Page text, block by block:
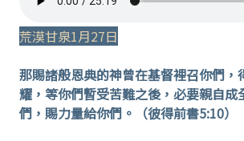
荒漠甘泉1月27日
那賜諸般恩典的神曾在基督裡召你們，
耀，等你們暫受苦難之後，必要親自成
們，賜力量給你們。（彼得前書5:10）